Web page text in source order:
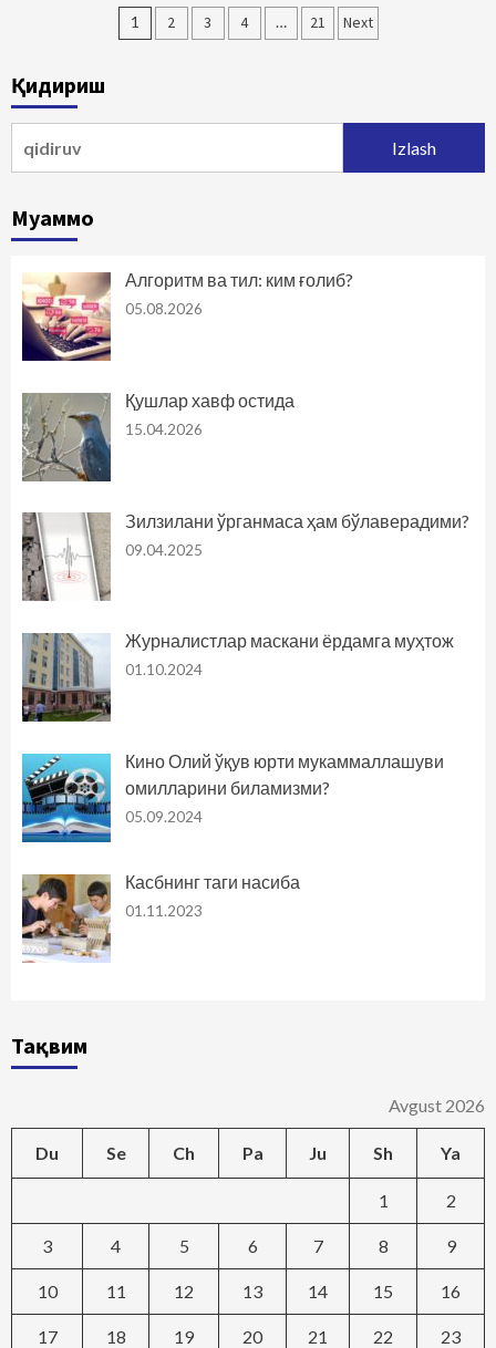
Maqolalar
1 2 3 4 … 21 Next
Қидириш
Муаммо
Алгоритм ва тил: ким ғолиб?
05.08.2026
Қушлар хавф остида
15.04.2026
Зилзилани ўрганмаса ҳам бўлаверадими?
09.04.2025
Журналистлар маскани ёрдамга муҳтож
01.10.2024
Кино Олий ўқув юрти мукаммаллашуви
омилларини биламизми?
05.09.2024
Касбнинг таги насиба
01.11.2023
Тақвим
Avgust 2026
Du Se Ch Pa Ju Sh Ya
1 2
3 4 5 6 7 8 9
10 11 12 13 14 15 16
17 18 19 20 21 22 23